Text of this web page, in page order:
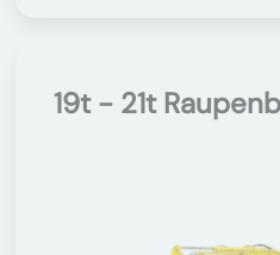
19t - 21t